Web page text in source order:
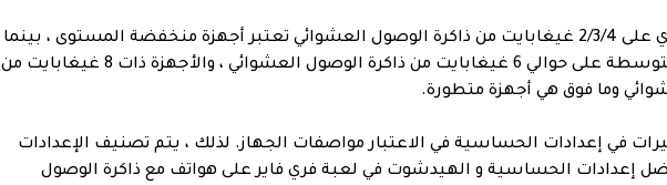
الأجهزة التي تحتوي على 2/3/4 غيغابايت من ذاكرة الوصول العشوائي تعتبر أجهزة منخفضة المستوى ، بينما
تحتوي الأجهزة المتوسطة على حوالي 6 غيغابايت من ذاكرة الوصول العشوائي ، والأجهزة ذات 8 غيغابايت من
وما فوق هي أجهزة متطورة.
في إعدادات الحساسية في الاعتبار مواصفات الجهاز. لذلك ، يتم تصنيف الإعدادات
إعدادات الحساسية و الهيدشوت في لعبة فري فاير على هواتف مع ذاكرة الوصول